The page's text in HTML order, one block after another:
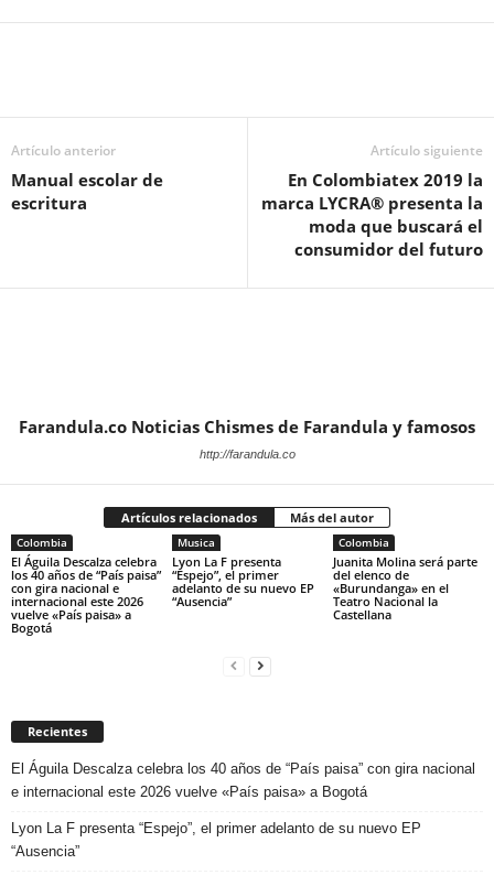
Artículo anterior
Manual escolar de
escritura
Artículo siguiente
En Colombiatex 2019 la
marca LYCRA® presenta la
moda que buscará el
consumidor del futuro
Farandula.co Noticias Chismes de Farandula y famosos
http://farandula.co
Artículos relacionados Más del autor
Colombia
El Águila Descalza celebra
los 40 años de “País paisa”
con gira nacional e
internacional este 2026
vuelve «País paisa» a
Bogotá
Musica
Lyon La F presenta
“Espejo”, el primer
adelanto de su nuevo EP
“Ausencia”
Colombia
Juanita Molina será parte
del elenco de
«Burundanga» en el
Teatro Nacional la
Castellana
Recientes
El Águila Descalza celebra los 40 años de “País paisa” con gira nacional
e internacional este 2026 vuelve «País paisa» a Bogotá
Lyon La F presenta “Espejo”, el primer adelanto de su nuevo EP
“Ausencia”